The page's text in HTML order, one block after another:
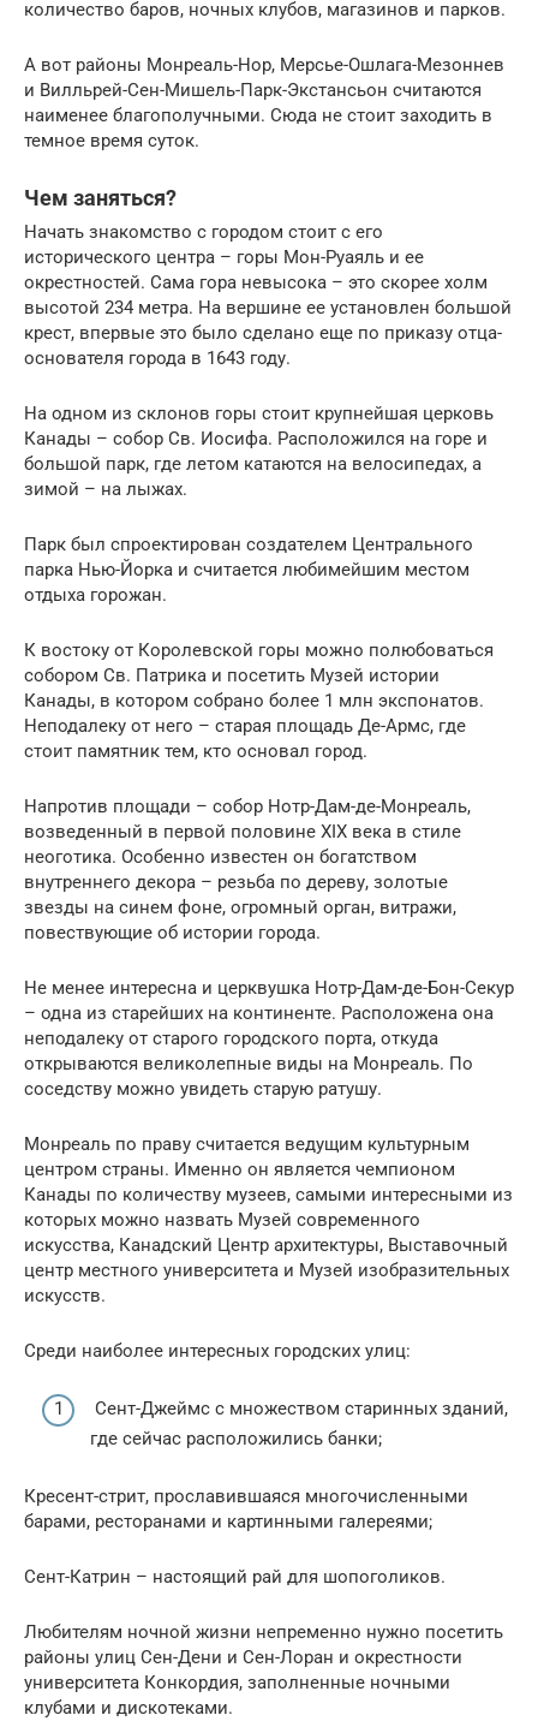
количество баров, ночных клубов, магазинов и парков.
А вот районы Монреаль-Нор, Мерсье-Ошлага-Мезоннев
и Вилльрей-Сен-Мишель-Парк-Экстансьон считаются
наименее благополучными. Сюда не стоит заходить в
темное время суток.
Чем заняться?
Начать знакомство с городом стоит с его
исторического центра – горы Мон-Руаяль и ее
окрестностей. Сама гора невысока – это скорее холм
высотой 234 метра. На вершине ее установлен большой
крест, впервые это было сделано еще по приказу отца-
основателя города в 1643 году.
На одном из склонов горы стоит крупнейшая церковь
Канады – собор Св. Иосифа. Расположился на горе и
большой парк, где летом катаются на велосипедах, а
зимой – на лыжах.
Парк был спроектирован создателем Центрального
парка Нью-Йорка и считается любимейшим местом
отдыха горожан.
К востоку от Королевской горы можно полюбоваться
собором Св. Патрика и посетить Музей истории
Канады, в котором собрано более 1 млн экспонатов.
Неподалеку от него – старая площадь Де-Армс, где
стоит памятник тем, кто основал город.
Напротив площади – собор Нотр-Дам-де-Монреаль,
возведенный в первой половине XIX века в стиле
неоготика. Особенно известен он богатством
внутреннего декора – резьба по дереву, золотые
звезды на синем фоне, огромный орган, витражи,
повествующие об истории города.
Не менее интересна и церквушка Нотр-Дам-де-Бон-Секур
– одна из старейших на континенте. Расположена она
неподалеку от старого городского порта, откуда
открываются великолепные виды на Монреаль. По
соседству можно увидеть старую ратушу.
Монреаль по праву считается ведущим культурным
центром страны. Именно он является чемпионом
Канады по количеству музеев, самыми интересными из
которых можно назвать Музей современного
искусства, Канадский Центр архитектуры, Выставочный
центр местного университета и Музей изобразительных
искусств.
Среди наиболее интересных городских улиц:
Сент-Джеймс с множеством старинных зданий,
где сейчас расположились банки;
Кресент-стрит, прославившаяся многочисленными
барами, ресторанами и картинными галереями;
Сент-Катрин – настоящий рай для шопоголиков.
Любителям ночной жизни непременно нужно посетить
районы улиц Сен-Дени и Сен-Лоран и окрестности
университета Конкордия, заполненные ночными
клубами и дискотеками.